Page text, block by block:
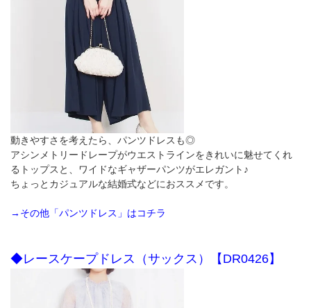
動きやすさを考えたら、パンツドレスも◎
アシンメトリードレープがウエストラインをきれいに魅せてくれ
るトップスと、ワイドなギャザーパンツがエレガント♪
ちょっとカジュアルな結婚式などにおススメです。
→その他「パンツドレス」はコチラ
◆レースケープドレス（サックス）【DR0426】